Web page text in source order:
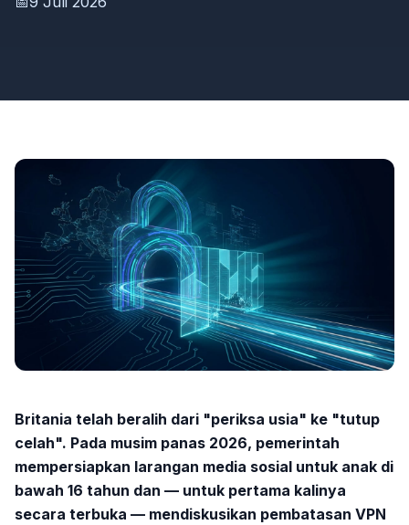
Britania telah beralih dari "periksa usia" ke "tutup
celah". Pada musim panas 2026, pemerintah
mempersiapkan larangan media sosial untuk anak di
bawah 16 tahun dan — untuk pertama kalinya
secara terbuka — mendiskusikan pembatasan VPN